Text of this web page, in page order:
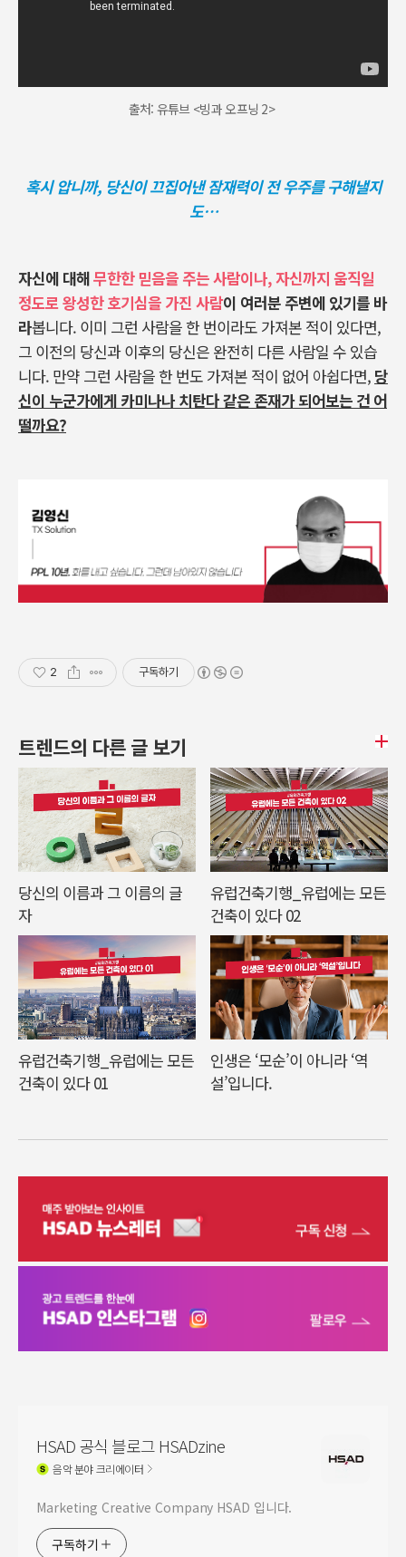
출처: 유튜브 <빙과 오프닝 2>
혹시 압니까, 당신이 끄집어낸 잠재력이 전 우주를 구해낼지
도…
자신에 대해무한한 믿음을 주는 사람이나, 자신까지 움직일
정도로 왕성한 호기심을 가진 사람이 여러분 주변에 있기를 바
라봅니다. 이미 그런 사람을 한 번이라도 가져본 적이 있다면,
그 이전의 당신과 이후의 당신은 완전히 다른 사람일 수 있습
니다. 만약 그런 사람을 한 번도 가져본 적이 없어 아쉽다면, 당
신이 누군가에게 카미나나 치탄다 같은 존재가 되어보는 건 어
떨까요?
2 구독하기
트렌드의 다른 글 보기
당신의 이름과 그 이름의 글
자
유럽건축기행_유럽에는 모든
건축이 있다 02
유럽건축기행_유럽에는 모든
건축이 있다 01
인생은 ‘모순’이 아니라 ‘역
설’입니다.
HSAD 공식 블로그 HSADzine
음악분야 크리에이터
Marketing Creative Company HSAD 입니다.
구독하기